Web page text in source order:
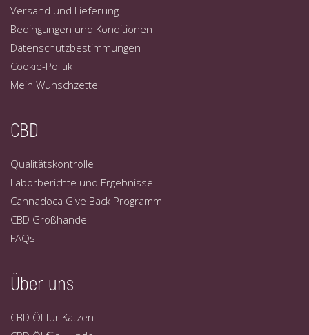
Versand und Lieferung
Bedingungen und Konditionen
Datenschutzbestimmungen
Cookie-Politik
Mein Wunschzettel
CBD
Qualitätskontrolle
Laborberichte und Ergebnisse
Cannadoca Give Back Programm
CBD Großhandel
FAQs
Über uns
CBD Öl für Katzen